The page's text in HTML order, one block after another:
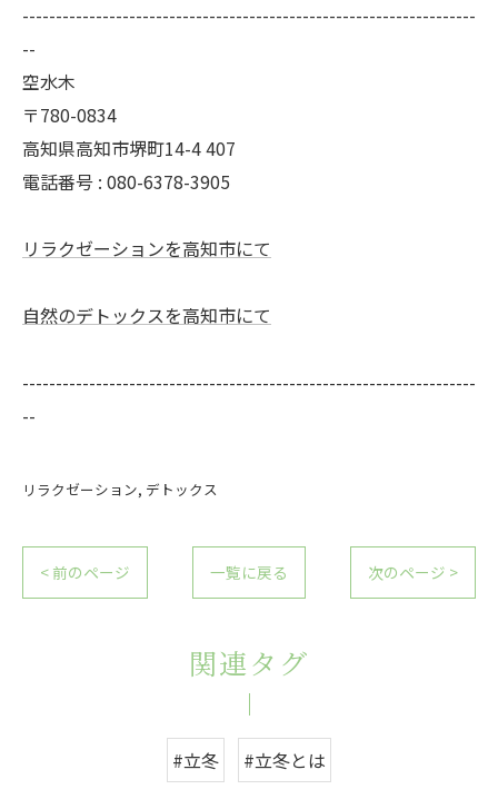
--------------------------------------------------------------------
--
空水木
〒780-0834
高知県高知市堺町14-4 407
電話番号 : 080-6378-3905
リラクゼーションを高知市にて
自然のデトックスを高知市にて
--------------------------------------------------------------------
--
リラクゼーション デトックス
< 前のページ 一覧に戻る 次のページ >
関連タグ
#立冬 #立冬とは